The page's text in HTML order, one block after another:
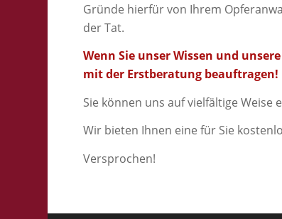
Gründe hierfür von Ihrem
der Tat.
Wenn Sie unser Wissen und
mit der Erstberatung beauftragen!
Sie können uns auf vielfältige Weise
Wir bieten Ihnen eine für Sie
Versprochen!